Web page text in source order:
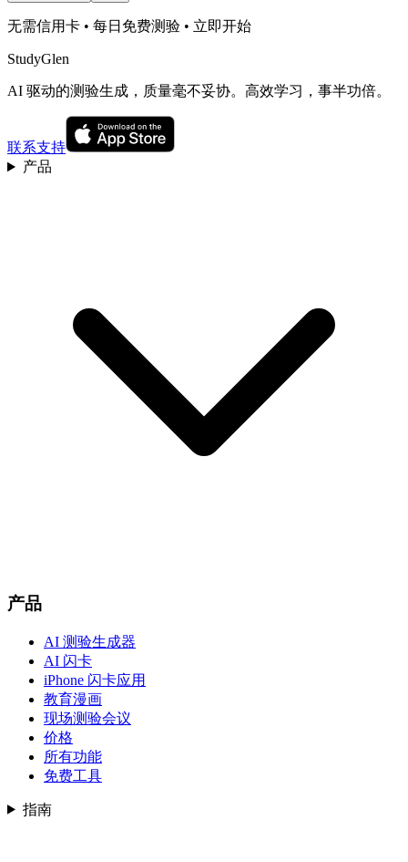
无需信用卡 • 每日免费测验 • 立即开始
StudyGlen
AI 驱动的测验生成，质量毫不妥协。高效学习，事半功倍。
联系支持
产品
产品
AI 测验生成器
AI 闪卡
iPhone 闪卡应用
教育漫画
现场测验会议
价格
所有功能
免费工具
指南